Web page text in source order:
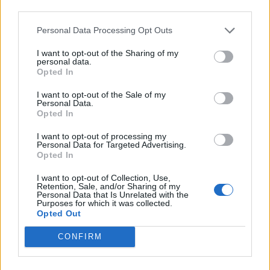
Personal Data Processing Opt Outs
I want to opt-out of the Sharing of my
personal data.
Opted In
I want to opt-out of the Sale of my
Personal Data.
Opted In
I want to opt-out of processing my
Personal Data for Targeted Advertising.
Opted In
I want to opt-out of Collection, Use,
Retention, Sale, and/or Sharing of my
Personal Data that Is Unrelated with the
Purposes for which it was collected.
Opted Out
CONFIRM
Passat -13 2.0tdi DSG Växellåda bråkar
Senaste inlägget av The-GOAT torsdag 20:54
Generell
felsökning
Motorvärmare?
Senaste inlägget av
Senaste projektinläggen
Puttelitens projekt Audi S2 Avant. Back
Senaste inlägget avPutteliten för 18 timmar sedaniProjekt
Volkswagen Golf MK4 v6 4motion OEM++
med JDM inspiration.
Senaste inlägget av
Manta b som ska räddas (kaross eller